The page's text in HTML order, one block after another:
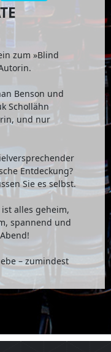
zum »Blind
Benson und
Schollähn
und nur
Entdeckung?
Sie es selbst.
alles geheim,
spannend und
– zumindest